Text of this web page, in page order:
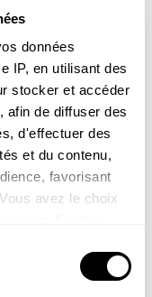
données
IP, en utilisant des
stocker et accéder
afin de diffuser des
d'effectuer des
et du contenu,
favorisant
avez le choix
relative aux
près de chez